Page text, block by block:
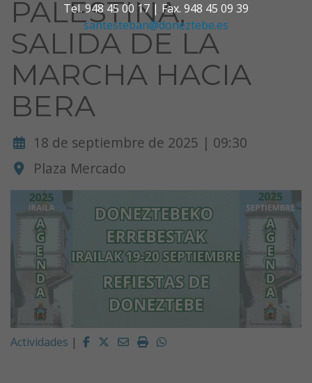
Tel. 948 45 00 17 | Fax. 948 45 09 39
santesteban@doneztebe.es
PALESTINA,
SALIDA DE LA
MARCHA HACIA
BERA
18 de septiembre de 2025 | 09:30
Plaza Mercado
Actividades | Facebook
Twitter
EmailImprimirWhatsapp